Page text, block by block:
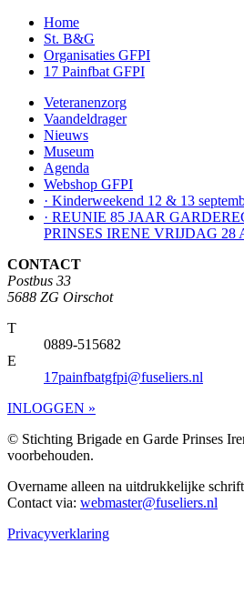
Home
St. B&G
Organisaties GFPI
17 Painfbat GFPI
Veteranenzorg
Vaandeldrager
Nieuws
Museum
Agenda
Webshop GFPI
· Kinderweekend 12 & 13
· REUNIE 85 JAAR
PRINSES IRENE VRIJDAG 28
CONTACT
Postbus 33
5688 ZG Oirschot
T
0889-515682
E
17painfbatgfpi@fuseliers.nl
INLOGGEN »
© Stichting Brigade en Garde Prinses
voorbehouden.
Overname alleen na uitdrukkelijke
Contact via: webmaster@fuseliers.nl
Privacyverklaring